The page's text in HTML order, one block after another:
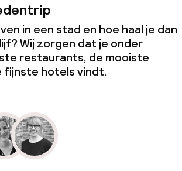
in een stad en hoe haal je dan
Wij zorgen dat je onder
restaurants, de mooiste
fijnste hotels vindt.